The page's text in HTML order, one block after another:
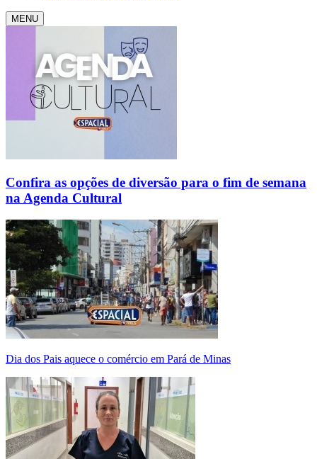
MENU
Confira as opções de diversão para o fim de semana
na Agenda Cultural
Dia dos Pais aquece o comércio em Pará de Minas